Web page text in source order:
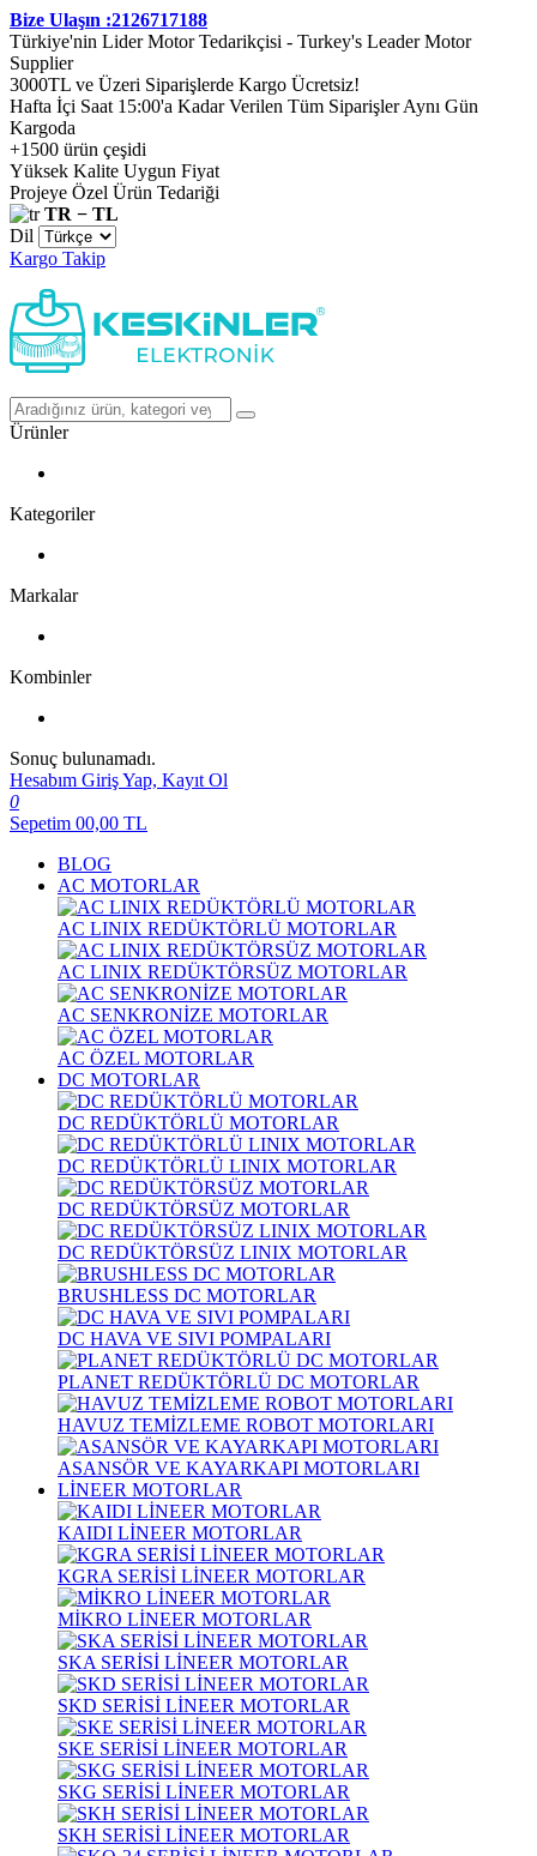
Bize Ulaşın :2126717188
Türkiye'nin Lider Motor Tedarikçisi - Turkey's Leader Motor
Supplier
3000TL ve Üzeri Siparişlerde Kargo Ücretsiz!
Hafta İçi Saat 15:00'a Kadar Verilen Tüm Siparişler Aynı Gün
Kargoda
+1500 ürün çeşidi
Yüksek Kalite Uygun Fiyat
Projeye Özel Ürün Tedariği
TR − TL
Dil
Kargo Takip
Ürünler
Kategoriler
Markalar
Kombinler
Sonuç bulunamadı.
Hesabım Giriş Yap, Kayıt Ol
0
Sepetim 00,00 TL
BLOG
AC MOTORLAR
AC LINIX REDÜKTÖRLÜ MOTORLAR
AC LINIX REDÜKTÖRSÜZ MOTORLAR
AC SENKRONİZE MOTORLAR
AC ÖZEL MOTORLAR
DC MOTORLAR
DC REDÜKTÖRLÜ MOTORLAR
DC REDÜKTÖRLÜ LINIX MOTORLAR
DC REDÜKTÖRSÜZ MOTORLAR
DC REDÜKTÖRSÜZ LINIX MOTORLAR
BRUSHLESS DC MOTORLAR
DC HAVA VE SIVI POMPALARI
PLANET REDÜKTÖRLÜ DC MOTORLAR
HAVUZ TEMİZLEME ROBOT MOTORLARI
ASANSÖR VE KAYARKAPI MOTORLARI
LİNEER MOTORLAR
KAIDI LİNEER MOTORLAR
KGRA SERİSİ LİNEER MOTORLAR
MİKRO LİNEER MOTORLAR
SKA SERİSİ LİNEER MOTORLAR
SKD SERİSİ LİNEER MOTORLAR
SKE SERİSİ LİNEER MOTORLAR
SKG SERİSİ LİNEER MOTORLAR
SKH SERİSİ LİNEER MOTORLAR